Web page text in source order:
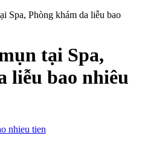
Spa, Phòng khám da liễu bao
tại Spa,
liễu bao nhiêu